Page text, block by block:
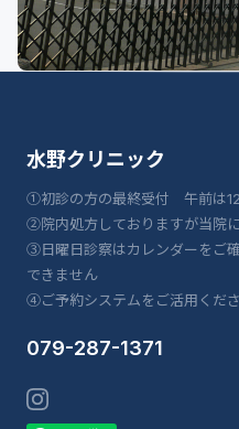
水野クリニック
①初診の方の最終受付 午前は
②院内処方しておりますが当院
③日曜日診察はカレンダーをご
できません
④ご予約システムをご活用くだ
079-287-1371